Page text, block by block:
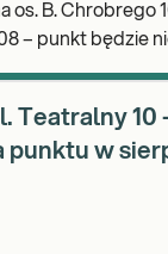
B. Chrobrego
– punkt będzie
Teatralny 10
punktu w